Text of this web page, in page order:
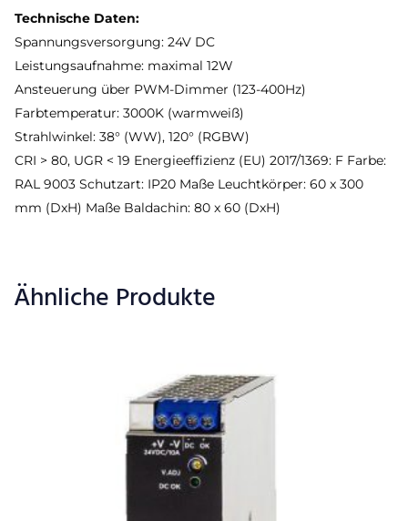
Technische Daten:
Spannungsversorgung: 24V DC
Leistungsaufnahme: maximal 12W
Ansteuerung über PWM-Dimmer (123-400Hz)
Farbtemperatur: 3000K (warmweiß)
Strahlwinkel: 38° (WW), 120° (RGBW)
CRI > 80, UGR < 19 Energieeffizienz (EU) 2017/1369: F Farbe:
RAL 9003 Schutzart: IP20 Maße Leuchtkörper: 60 x 300
mm (DxH) Maße Baldachin: 80 x 60 (DxH)
Ähnliche Produkte